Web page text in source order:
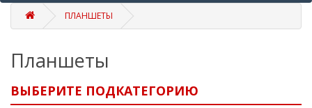
ПЛАНШЕТЫ
Планшеты
ВЫБЕРИТЕ ПОДКАТЕГОРИЮ